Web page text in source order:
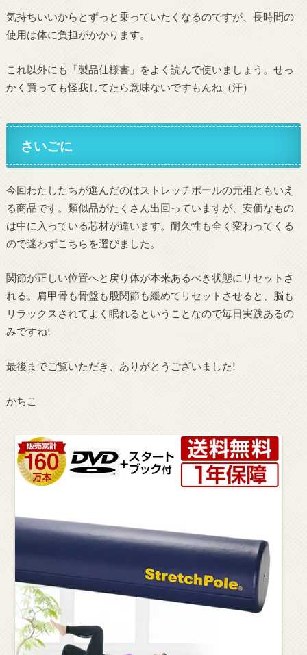
気持ちいいからとずっと乗っていたくなるのですが、長時間の
使用は体に負担がかかります。
これ以外にも「製品仕様書」をよく読んで使いましょう。せっ
かく買っても怪我してたら意味ないですもんね（汗）
さいごに
今回わたしたちが選んだのはストレッチポールの元祖ともいえ
る商品です。類似品がたくさん出回っていますが、安価なもの
は中に入っている芯材が違います。耐久性も全く変わってくる
ので迷わずこちらを選びました。
関節が正しい位置へと戻り体が本来あるべき状態にリセットさ
れる。肩甲骨も骨盤も股関節も緩めてリセットさせると、脳も
リラックスされてよく眠れるということなので毎日実践あるの
みですね!
最後までご覧いただき、ありがとうございました!
かちこ